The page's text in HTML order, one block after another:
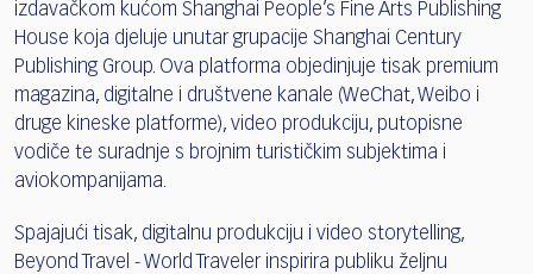
izdavačkom kućom Shanghai People’s Fine Arts Publishing
House koja djeluje unutar grupacije Shanghai Century
Publishing Group. Ova platforma objedinjuje tisak premium
magazina, digitalne i društvene kanale (WeChat, Weibo i
druge kineske platforme), video produkciju, putopisne
vodiče te suradnje s brojnim turističkim subjektima i
aviokompanijama.
Spajajući tisak, digitalnu produkciju i video storytelling,
Beyond Travel - World Traveler inspirira publiku željnu